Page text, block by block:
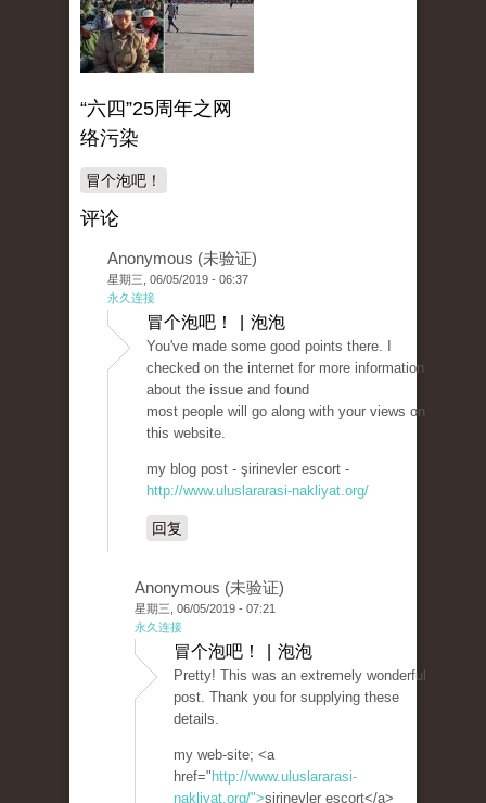
“六四”25周年之网
络污染
冒个泡吧！
评论
Anonymous (未验证)
星期三, 06/05/2019 - 06:37
永久连接
冒个泡吧！ | 泡泡
You've made some good points there. I
checked on the internet for more information
about the issue and found
most people will go along with your views on
this website.
my blog post - şirinevler escort -
http://www.uluslararasi-nakliyat.org/
回复
Anonymous (未验证)
星期三, 06/05/2019 - 07:21
永久连接
冒个泡吧！ | 泡泡
Pretty! This was an extremely wonderful
post. Thank you for supplying these
details.
my web-site; <a
href=" http://www.uluslararasi-
nakliyat.org/">şirinevler escort</a>